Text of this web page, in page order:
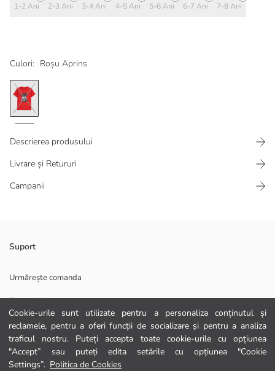
Cookie-urile sunt utilizate pentru a personaliza conținutul și
reclamele, pentru a oferi funcții de socializare și pentru a analiza
traficul nostru. Puteți accepta toate cookie-urile cu opțiunea
"Accept” sau puteți edita setările cu opțiunea "Cookie
Settings”. Politica de Cookies
Culori: Roșu Aprins
1-2 Ani 2-3 Ani 3-4 Ani 4-5 Ani 5-6 Ani 6-7 Ani 7-8 Ani
Descrierea produsului
Livrare și Retururi
Campanii
Tricou conceput pentru băieți, are guler rotund și croială cu mânecă
scurtă. Confecționat din țesătură jerseu din bumbac 100%.
Material Principal:
Persoana de vanzari:
Marcă:
Gen:
Croială:
Țesătură:
Grosime:
Suport
Urmărește comanda
Formular de contact
0372 786 111
AJUTOR